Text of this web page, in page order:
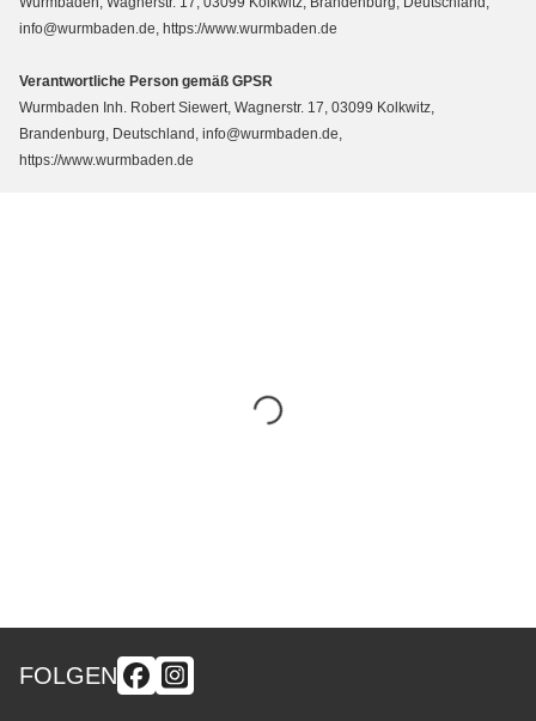
info@wurmbaden.de, https://www.wurmbaden.de
Verantwortliche Person gemäß GPSR
Wurmbaden Inh. Robert Siewert, Wagnerstr. 17, 03099 Kolkwitz,
Brandenburg, Deutschland, info@wurmbaden.de,
https://www.wurmbaden.de
FOLGEN